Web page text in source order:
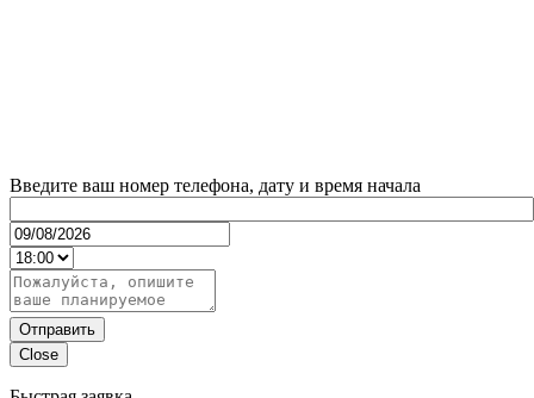
Введите ваш номер телефона, дату и время начала
Отправить
Close